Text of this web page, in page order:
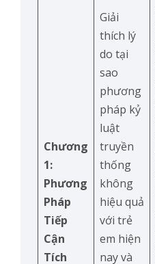
Chương
1:
Phương
Pháp
Tiếp
Cận
Tích
Giải
thích lý
do tại
sao
phương
pháp kỷ
luật
truyền
thống
không
hiệu quả
với trẻ
em hiện
nay và